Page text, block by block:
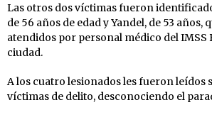
Las otros dos víctimas fueron
de 56 años de edad y Yandel, de 53 años,
atendidos por personal médico del IMSS
ciudad.
A los cuatro lesionados les fueron leídos
víctimas de delito, desconociendo el